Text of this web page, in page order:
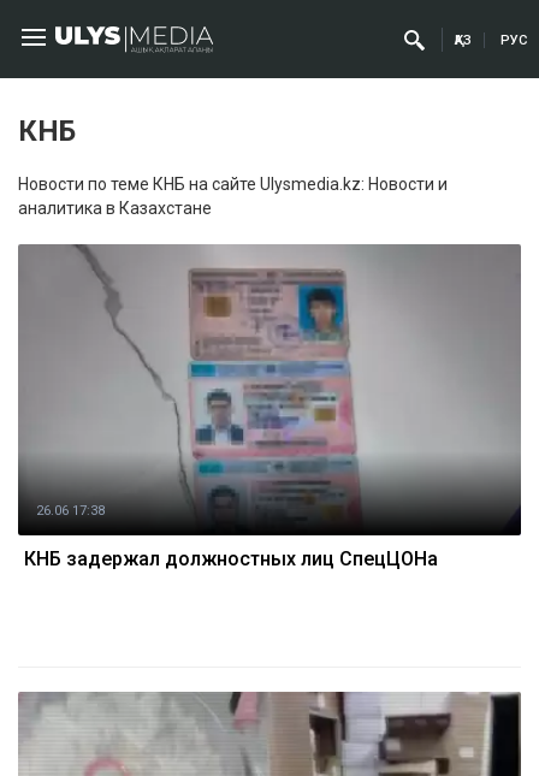
ҚАЗ РУС
КНБ
Новости по теме КНБ на сайте Ulysmedia.kz: Новости и
аналитика в Казахстане
26.06 17:38
КНБ задержал должностных лиц СпецЦОНа